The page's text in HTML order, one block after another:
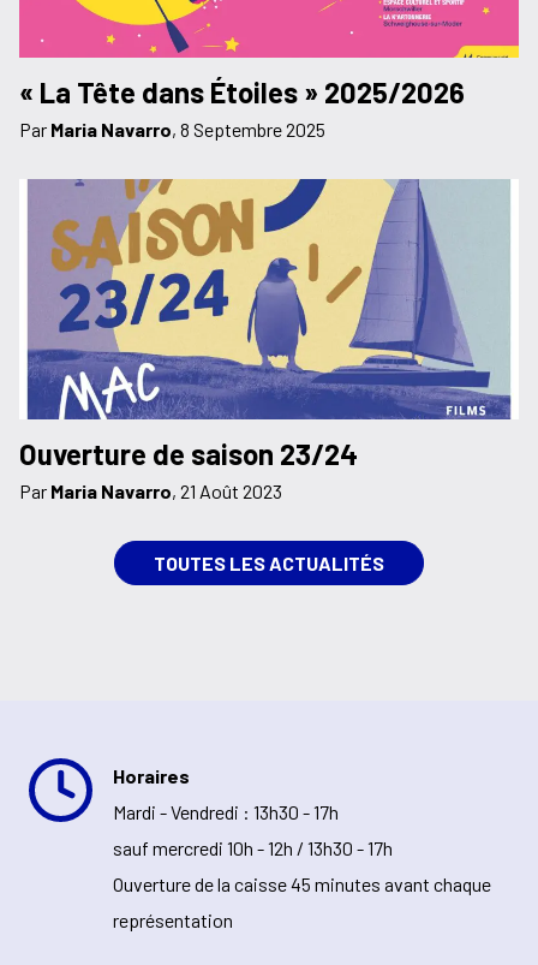
« La Tête dans Étoiles » 2025/2026
Par Maria Navarro, 8 Septembre 2025
Ouverture de saison 23/24
Par Maria Navarro, 21 Août 2023
TOUTES LES ACTUALITÉS
Horaires
Mardi - Vendredi : 13h30 - 17h
sauf mercredi 10h - 12h / 13h30 - 17h
Ouverture de la caisse 45 minutes avant chaque
représentation